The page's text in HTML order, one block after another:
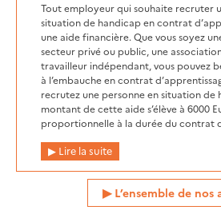
Tout employeur qui souhaite recruter
situation de handicap en contrat
une aide financière. Que vous soyez
secteur privé ou public, une
travailleur indépendant, vous pouvez
à l’embauche en contrat
recrutez une personne en situation de
montant de cette aide s’élève à 6000
proportionnelle à la durée du contrat
Lire la suite
L’ensemble de nos